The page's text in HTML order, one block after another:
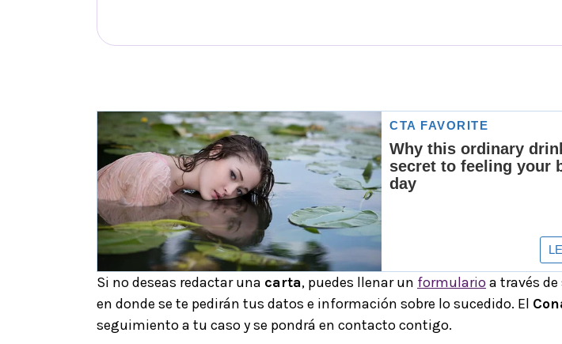
Si no deseas redactar una carta, puedes llenar un formulario a través
en donde se te pedirán tus datos e información sobre lo sucedido. El
seguimiento a tu caso y se pondrá en contacto contigo.